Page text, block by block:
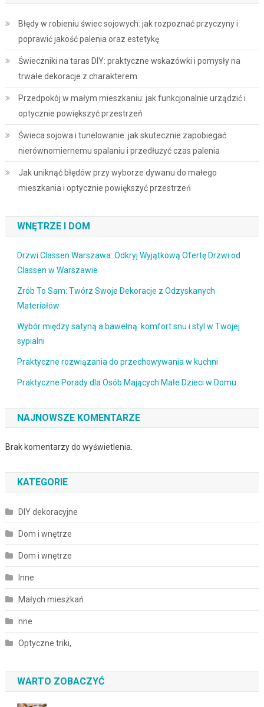
Błędy w robieniu świec sojowych: jak rozpoznać przyczyny i
poprawić jakość palenia oraz estetykę
Świeczniki na taras DIY: praktyczne wskazówki i pomysły na
trwałe dekoracje z charakterem
Przedpokój w małym mieszkaniu: jak funkcjonalnie urządzić i
optycznie powiększyć przestrzeń
Świeca sojowa i tunelowanie: jak skutecznie zapobiegać
nierównomiernemu spalaniu i przedłużyć czas palenia
Jak uniknąć błędów przy wyborze dywanu do małego
mieszkania i optycznie powiększyć przestrzeń
WNĘTRZE I DOM
Drzwi Classen Warszawa: Odkryj Wyjątkową Ofertę Drzwi od
Classen w Warszawie
Zrób To Sam: Twórz Swoje Dekoracje z Odzyskanych
Materiałów
Wybór między satyną a bawełną: komfort snu i styl w Twojej
sypialni
Praktyczne rozwiązania do przechowywania w kuchni
Praktyczne Porady dla Osób Mających Małe Dzieci w Domu
NAJNOWSZE KOMENTARZE
Brak komentarzy do wyświetlenia.
KATEGORIE
DIY dekoracyjne
Dom i wnętrze
Dom i wnętrze
Inne
Małych mieszkań
nne
Optyczne triki,
WARTO ZOBACZYĆ